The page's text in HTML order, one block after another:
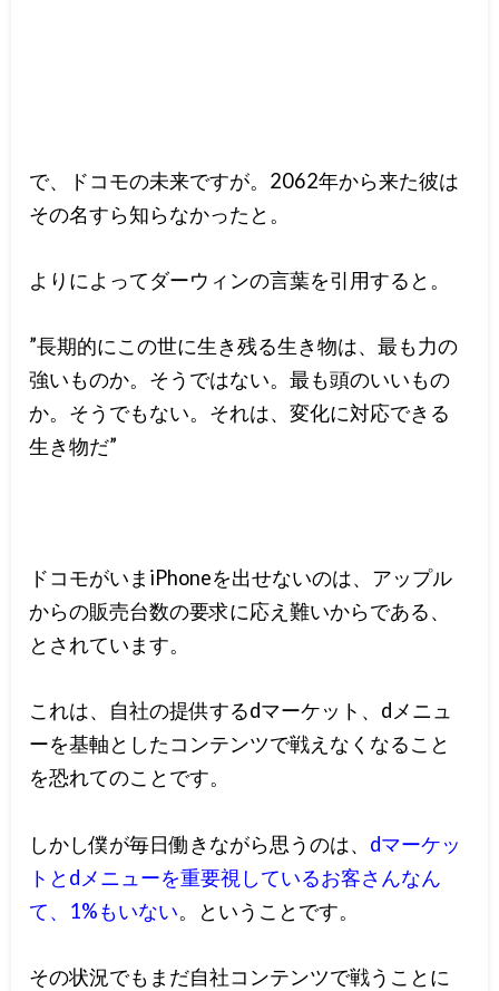
で、ドコモの未来ですが。2062年から来た彼は
その名すら知らなかったと。
よりによってダーウィンの言葉を引用すると。
”長期的にこの世に生き残る生き物は、最も力の
強いものか。そうではない。最も頭のいいもの
か。そうでもない。それは、変化に対応できる
生き物だ”
ドコモがいまiPhoneを出せないのは、アップル
からの販売台数の要求に応え難いからである、
とされています。
これは、自社の提供するdマーケット、dメニュ
ーを基軸としたコンテンツで戦えなくなること
を恐れてのことです。
しかし僕が毎日働きながら思うのは、 dマーケッ
トとdメニューを重要視しているお客さんなん
て、1%もいない。ということです。
その状況でもまだ自社コンテンツで戦うことに